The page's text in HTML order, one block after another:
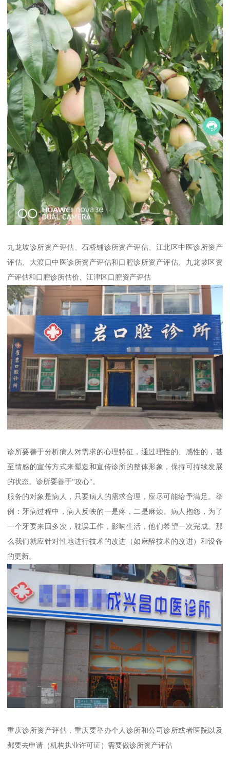
九龙坡诊所资产评估、石桥铺诊所资产评估、江北区中医诊所资产
评估、大渡口中医诊所资产评估和口腔诊所资产评估、九龙坡区资
产评估和口腔诊所估价、江津区口腔资产评估
诊所要善于分析病人对需求的心理特征，通过理性的、感性的，甚
至情感的宣传方式来塑造和宣传诊所的整体形象，保持可持续发展
的状态。诊所要善于“攻心“。
服务的对象是病人，只要病人的需求合理，应尽可能给予满足。举
例：牙病过程中，病人反映的一是疼，二是麻烦。病人抱怨，为了
一个牙要来回多次，耽误工作，影响生活，他们希望一次完成。那
么我们就应针对性地进行技术的改进（如麻醉技术的改进）和设备
的更新。
重庆诊所资产评估，重庆要举办个人诊所和公司诊所或者医院以及
都要去申请（机构执业许可证）需要做诊所资产评估